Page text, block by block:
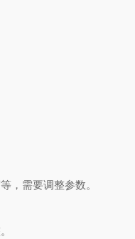
需要调整参数。